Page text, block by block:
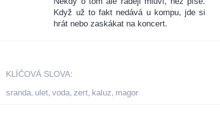
Když už to fakt nedává u kompu, jde si
hrát nebo zaskákat na koncert.
KLÍČOVÁ SLOVA:
sranda, ulet, voda, zert, kaluz, magor